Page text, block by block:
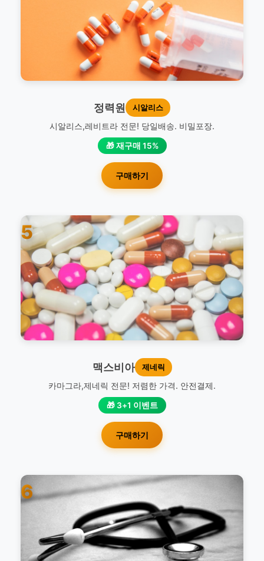
정력원 시알리스
시알리스,레비트라 전문! 당일배송. 비밀포장.
🎁 재구매 15%
구매하기
5
맥스비아 제네릭
카마그라,제네릭 전문! 저렴한 가격. 안전결제.
🎁 3+1 이벤트
구매하기
6